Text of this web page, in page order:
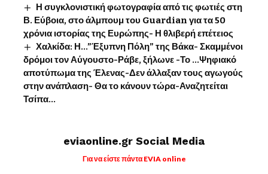
Η συγκλονιστική φωτογραφία από τις φωτιές στη
Β. Εύβοια, στο άλμπουμ του Guardian για τα 50
χρόνια ιστορίας της Ευρώπης- Η θλιβερή επέτειος
Χαλκίδα: Η…”Έξυπνη Πόλη” της Βάκα- Σκαμμένοι
δρόμοι τον Αύγουστο-Ράβε, ξήλωνε -Το …Ψηφιακό
αποτύπωμα της Έλενας-Δεν άλλαξαν τους αγωγούς
στην ανάπλαση- Θα το κάνουν τώρα-Αναζητείται
Τσίπα…
eviaonline.gr Social Media
Για να είστε πάντα EVIA online